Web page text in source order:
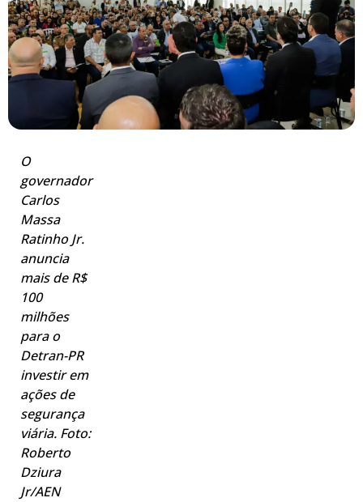
O
governador
Carlos
Massa
Ratinho Jr.
anuncia
mais de R$
100
milhões
para o
Detran-PR
investir em
ações de
segurança
viária. Foto:
Roberto
Dziura
Jr/AEN